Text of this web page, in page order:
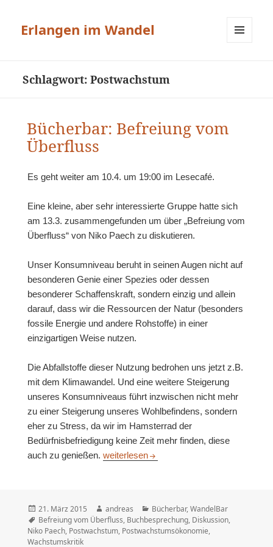
Erlangen im Wandel
Schlagwort:Postwachstum
Bücherbar: Befreiung vom
Überfluss
Es geht weiter am 10.4. um 19:00 im Lesecafé.
Eine kleine, aber sehr interessierte Gruppe hatte sich
am 13.3. zusammengefunden um über „Befreiung vom
Überfluss“ von Niko Paech zu diskutieren.
Unser Konsumniveau beruht in seinen Augen nicht auf
besonderen Genie einer Spezies oder dessen
besonderer Schaffenskraft, sondern einzig und allein
darauf, dass wir die Ressourcen der Natur (besonders
fossile Energie und andere Rohstoffe) in einer
einzigartigen Weise nutzen.
Die Abfallstoffe dieser Nutzung bedrohen uns jetzt z.B.
mit dem Klimawandel. Und eine weitere Steigerung
unseres Konsumniveaus führt inzwischen nicht mehr
zu einer Steigerung unseres Wohlbefindens, sondern
eher zu Stress, da wir im Hamsterrad der
Bedürfnisbefriedigung keine Zeit mehr finden, diese
auch zu genießen. Bücherbar: Befreiung vom Überfluss
weiterlesen
Veröffentlicht
am
21. März 2015 Autor
andreas Kategorien
Bücherbar,WandelBar
Schlagwörter
Befreiung vom Überfluss, Buchbesprechung, Diskussion,
Niko Paech, Postwachstum, Postwachstumsökonomie,
Wachstumskritik